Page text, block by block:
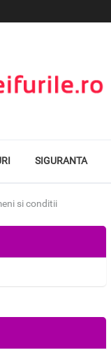
SIGURANTA
si conditii